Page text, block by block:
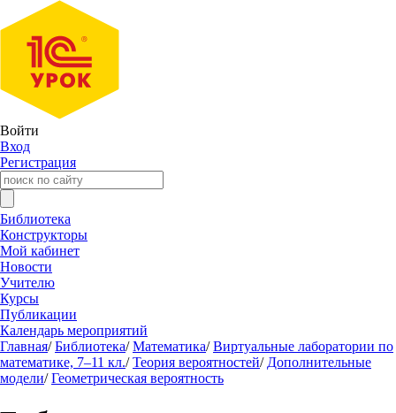
Войти
Вход
Регистрация
Библиотека
Конструкторы
Мой кабинет
Новости
Учителю
Курсы
Публикации
Календарь мероприятий
Главная/ Библиотека/ Математика/ Виртуальные лаборатории по
математике, 7–11 кл./ Теория вероятностей/ Дополнительные
модели/ Геометрическая вероятность